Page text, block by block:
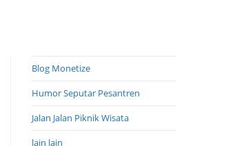
Blog Monetize
Humor Seputar Pesantren
Jalan Jalan Piknik Wisata
lain lain